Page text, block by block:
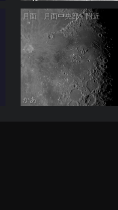
月面「月面中央部」附近
かあ